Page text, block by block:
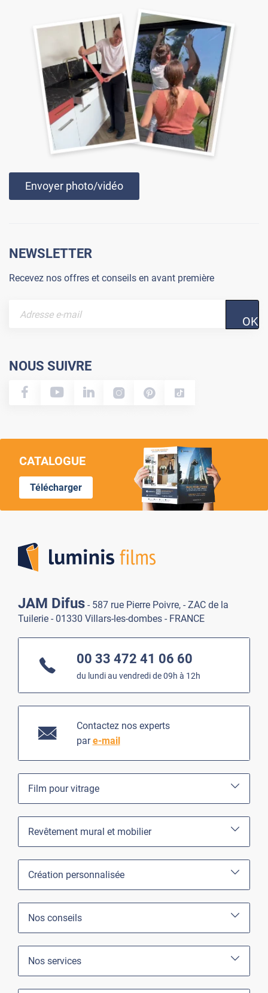
Envoyer photo/vidéo
NEWSLETTER
Recevez nos offres et conseils en avant première
OK
NOUS SUIVRE
CATALOGUE
Télécharger
JAM Difus - 587 rue Pierre Poivre, - ZAC de la
Tuilerie - 01330 Villars-les-dombes - FRANCE
00 33 472 41 06 60
du lundi au vendredi de 09h à 12h
Contactez nos experts
pare-mail
Film pour vitrage
Revêtement mural et mobilier
Création personnalisée
Nos conseils
Nos services